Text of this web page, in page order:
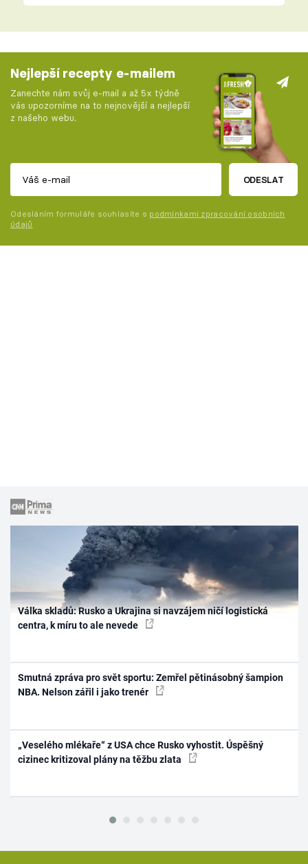
Nejlepší recepty e-mailem
Zanechte nám svůj e-mail a až 5x týdně
vás upozorníme na to nejnovější a nejlepší
z našeho webu.
ODESLAT
Odesláním formuláře souhlasíte s podmínkami zpracování osobních
údajů
Válka skladů: Rusko a Ukrajina si navzájem ničí logistická
centra, k míru to ale nevede
Smutná zpráva pro svět sportu: Zemřel pětinásobný šampion
NBA. Nelson zářil i jako trenér
„Veselého mlékaře“ z USA chce Rusko vyhostit. Úspěšný
cizinec kritizoval plány na těžbu zlata